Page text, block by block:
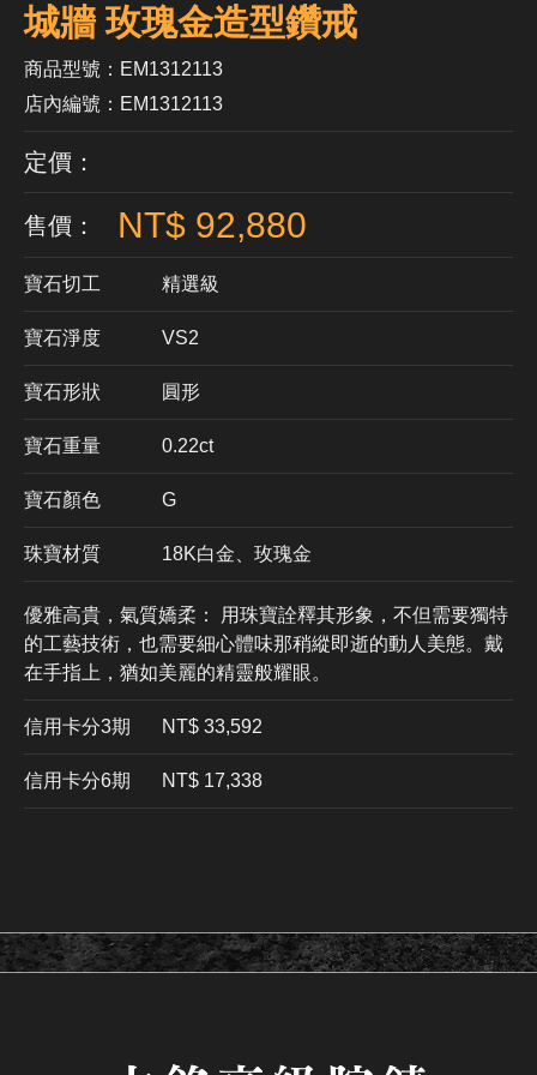
城牆 玫瑰金造型鑽戒
商品型號：EM1312113
店內編號：EM1312113
定價：
售價： NT$ 92,880
寶石切工 精選級
寶石淨度 VS2
寶石形狀 ​圓形
寶石重量 0.22ct
寶石顏色 G
珠寶材質 18K白金、玫瑰金
優雅高貴，氣質嬌柔： 用珠寶詮釋其形象，不但需要獨特
的工藝技術，也需要細心體味那稍縱即逝的動人美態。戴
在手指上，猶如美麗的精靈般耀眼。
信用卡分3期 ​NT$ 33,592
信用卡分6期 NT$ 17,338